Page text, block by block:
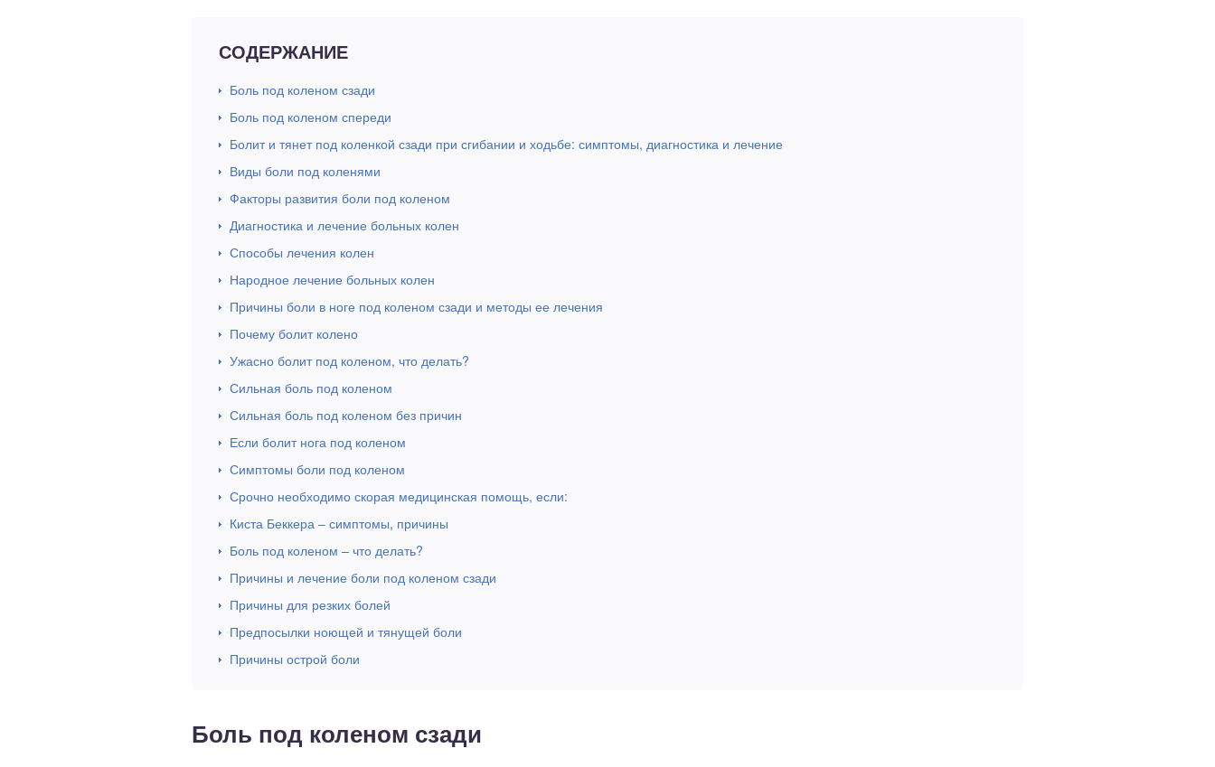
СОДЕРЖАНИЕ
Боль под коленом сзади
Боль под коленом спереди
Болит и тянет под коленкой сзади при сгибании и ходьбе: симптомы, диагностика и лечение
Виды боли под коленями
Факторы развития боли под коленом
Диагностика и лечение больных колен
Способы лечения колен
Народное лечение больных колен
Причины боли в ноге под коленом сзади и методы ее лечения
Почему болит колено
Ужасно болит под коленом, что делать?
Сильная боль под коленом
Сильная боль под коленом без причин
Если болит нога под коленом
Симптомы боли под коленом
Срочно необходимо скорая медицинская помощь, если:
Киста Беккера – симптомы, причины
Боль под коленом – что делать?
Причины и лечение боли под коленом сзади
Причины для резких болей
Предпосылки ноющей и тянущей боли
Причины острой боли
Боль под коленом сзади